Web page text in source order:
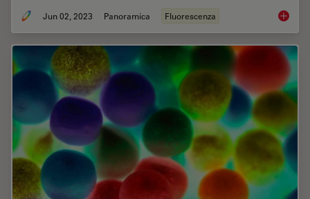
Jun 02, 2023 Panoramica Fluorescenza An